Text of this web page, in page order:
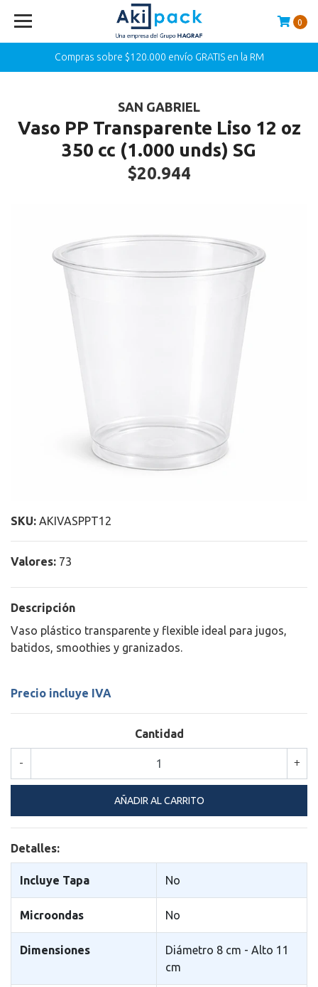
Compras sobre $120.000 envío GRATIS en la RM
0
SAN GABRIEL
Vaso PP Transparente Liso 12 oz
350 cc (1.000 unds) SG
$20.944
SKU: AKIVASPPT12
Valores: 73
Descripción
Vaso plástico transparente y flexible ideal para jugos,
batidos, smoothies y granizados.
Precio incluye IVA
Cantidad
+
-
Detalles:
Incluye Tapa No
Microondas No
Dimensiones
Diámetro 8 cm - Alto 11
cm